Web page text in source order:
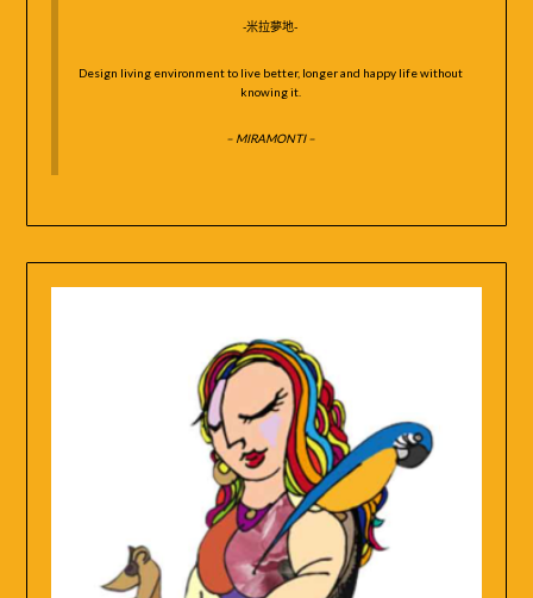
-米拉夢地-
Design living environment to live better, longer and happy life without
knowing it.
– MIRAMONTI –